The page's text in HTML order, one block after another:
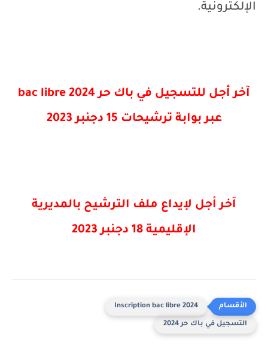
الإلكترونية.
آخر أجل للتسجيل في باك حر 2024
bac libre
عبر بوابة ترشيحات 15 دجنبر 2023
آخر أجل لإيداع ملف الترشيح بالمديرية
الإقليمية 18 دجنبر 2023
2024 Inscription bac libre
التسجيل في باك حر 2024